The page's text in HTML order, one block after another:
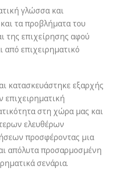
γλώσσα και
τα προβλήματα του
της επιχείρησης αφού
επιχειρηματικό
κατασκευάστηκε εξαρχής
στη χώρα μας και
ελευθέρων
προσφέροντας μια
απόλυτα προσαρμοσμένη
σενάρια.